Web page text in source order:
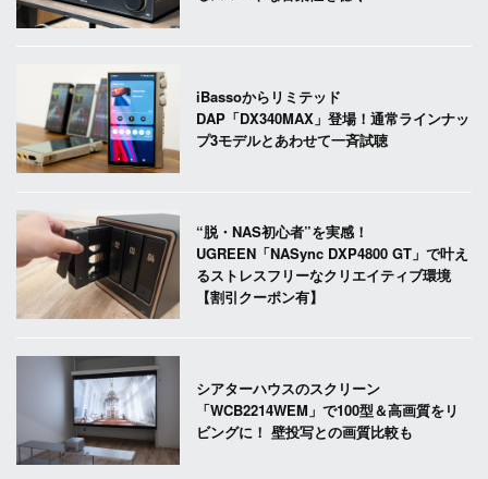
iBassoからリミテッド
DAP「DX340MAX」登場！通常ラインナッ
プ3モデルとあわせて一斉試聴
“脱・NAS初心者”を実感！
UGREEN「NASync DXP4800 GT」で叶え
るストレスフリーなクリエイティブ環境
【割引クーポン有】
シアターハウスのスクリーン
「WCB2214WEM」で100型＆高画質をリ
ビングに！ 壁投写との画質比較も